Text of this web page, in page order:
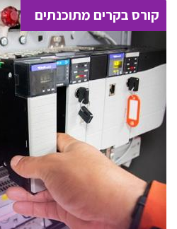
קורס בקרים מתוכנתים